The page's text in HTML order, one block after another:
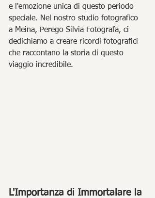
e l'emozione unica di questo periodo
speciale. Nel nostro studio fotografico
a Meina, Perego Silvia Fotografa, ci
dedichiamo a creare ricordi fotografici
che raccontano la storia di questo
viaggio incredibile.
L'Importanza di Immortalare la